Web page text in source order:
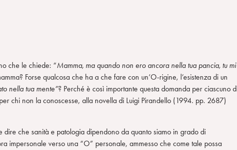
che le chiede: “Mamma, ma quando non ero ancora nella tua pancia, tu mi
Forse qualcosa che ha a che fare con un’O-rigine, l’esistenza di un
nella tua mente”? Perché è così importante questa domanda per ciascuno
chi non la conoscesse, alla novella di Luigi Pirandello (1994. pp. 2687)
che sanità e patologia dipendono da quanto siamo in grado di
impersonale verso una “O” personale, ammesso che come tale possa